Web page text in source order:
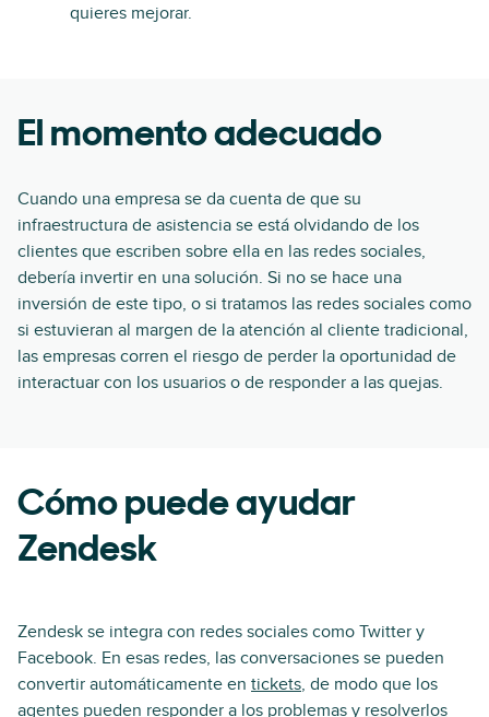
quieres mejorar.
El momento adecuado
Cuando una empresa se da cuenta de que su
infraestructura de asistencia se está olvidando de los
clientes que escriben sobre ella en las redes sociales,
debería invertir en una solución. Si no se hace una
inversión de este tipo, o si tratamos las redes sociales como
si estuvieran al margen de la atención al cliente tradicional,
las empresas corren el riesgo de perder la oportunidad de
interactuar con los usuarios o de responder a las quejas.
Cómo puede ayudar
Zendesk
Zendesk se integra con redes sociales como Twitter y
Facebook. En esas redes, las conversaciones se pueden
convertir automáticamente en tickets, de modo que los
agentes pueden responder a los problemas y resolverlos